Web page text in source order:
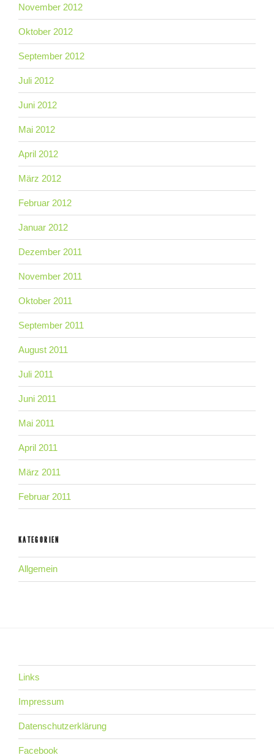
November 2012
Oktober 2012
September 2012
Juli 2012
Juni 2012
Mai 2012
April 2012
März 2012
Februar 2012
Januar 2012
Dezember 2011
November 2011
Oktober 2011
September 2011
August 2011
Juli 2011
Juni 2011
Mai 2011
April 2011
März 2011
Februar 2011
KATEGORIEN
Allgemein
Links
Impressum
Datenschutzerklärung
Facebook